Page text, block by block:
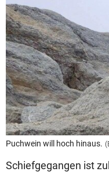
Puchwein will hoch hinaus.
Schiefgegangen ist